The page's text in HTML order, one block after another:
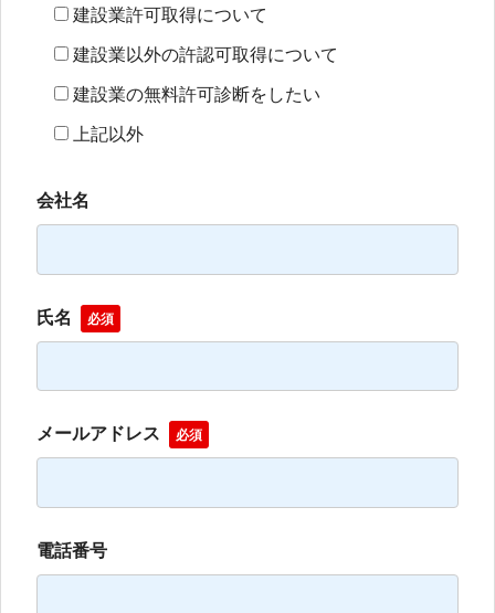
建設業許可取得について
建設業以外の許認可取得について
建設業の無料許可診断をしたい
上記以外
会社名
氏名 必須
メールアドレス 必須
電話番号